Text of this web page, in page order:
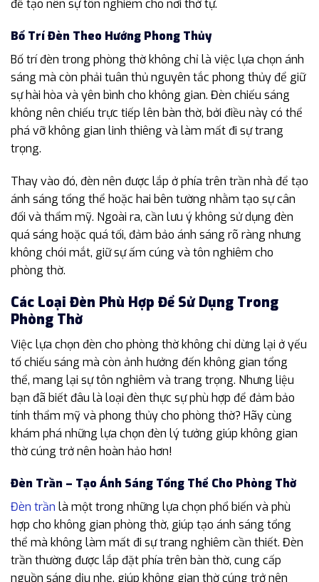
để tạo nên sự tôn nghiêm cho nơi thờ tự.
Bố Trí Đèn Theo Hướng Phong Thủy
Bố trí đèn trong phòng thờ không chỉ là việc lựa chọn ánh
sáng mà còn phải tuân thủ nguyên tắc phong thủy để giữ
sự hài hòa và yên bình cho không gian. Đèn chiếu sáng
không nên chiếu trực tiếp lên bàn thờ, bởi điều này có thể
phá vỡ không gian linh thiêng và làm mất đi sự trang
trọng.
Thay vào đó, đèn nên được lắp ở phía trên trần nhà để tạo
ánh sáng tổng thể hoặc hai bên tường nhằm tạo sự cân
đối và thẩm mỹ. Ngoài ra, cần lưu ý không sử dụng đèn
quá sáng hoặc quá tối, đảm bảo ánh sáng rõ ràng nhưng
không chói mắt, giữ sự ấm cúng và tôn nghiêm cho
phòng thờ.
Các Loại Đèn Phù Hợp Để Sử Dụng Trong
Phòng Thờ
Việc lựa chọn đèn cho phòng thờ không chỉ dừng lại ở yếu
tố chiếu sáng mà còn ảnh hưởng đến không gian tổng
thể, mang lại sự tôn nghiêm và trang trọng. Nhưng liệu
bạn đã biết đâu là loại đèn thực sự phù hợp để đảm bảo
tính thẩm mỹ và phong thủy cho phòng thờ? Hãy cùng
khám phá những lựa chọn đèn lý tưởng giúp không gian
thờ cúng trở nên hoàn hảo hơn!
Đèn Trần – Tạo Ánh Sáng Tổng Thể Cho Phòng Thờ
Đèn trần là một trong những lựa chọn phổ biến và phù
hợp cho không gian phòng thờ, giúp tạo ánh sáng tổng
thể mà không làm mất đi sự trang nghiêm cần thiết. Đèn
trần thường được lắp đặt phía trên bàn thờ, cung cấp
nguồn sáng dịu nhẹ, giúp không gian thờ cúng trở nên